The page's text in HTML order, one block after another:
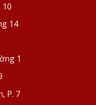
10
14
1
P. 7